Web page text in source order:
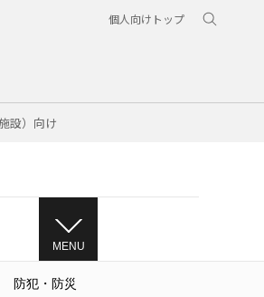
個人向けトップ
設）向け
MENU
防犯・防災